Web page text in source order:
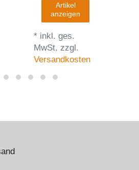
Artikel
anzeigen
* inkl. ges.
MwSt. zzgl.
Versandkosten